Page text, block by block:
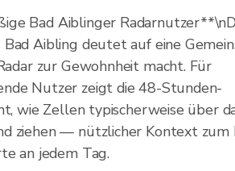
Bad Aiblinger
Bad Aibling deutet auf eine
zur Gewohnheit macht. Für
Nutzer zeigt die 48-Stunden-
wie Zellen typischerweise über
ziehen — nützlicher Kontext zum
an jedem Tag.